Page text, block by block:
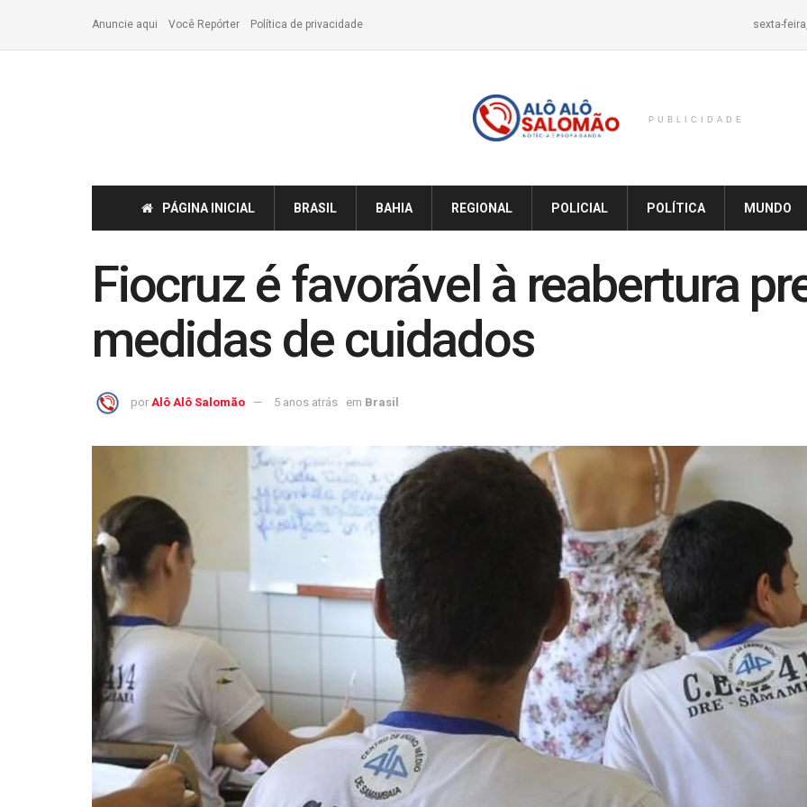
Anuncie aqui Você Repórter Política de privacidade sexta-
PUBLICIDADE
PÁGINA INICIAL BRASIL BAHIA REGIONAL POLICIAL POLÍTICA MUNDO
Fiocruz é favorável à reabertura
medidas de cuidados
por Alô Alô Salomão 5 anos atrás em Brasil